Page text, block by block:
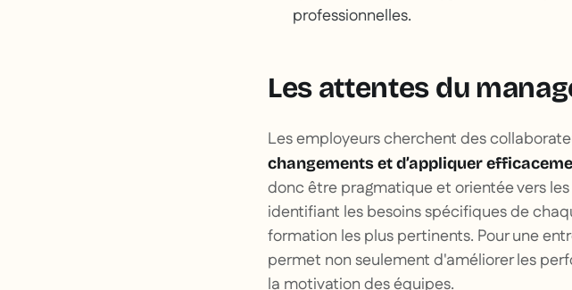
professionnelles.
Les attentes du
Les employeurs cherchent des
changements et d’appliquer
donc être pragmatique et orientée vers
identifiant les besoins spécifiques de
formation les plus pertinents. Pour une
permet non seulement d'améliorer les
la motivation des équipes.